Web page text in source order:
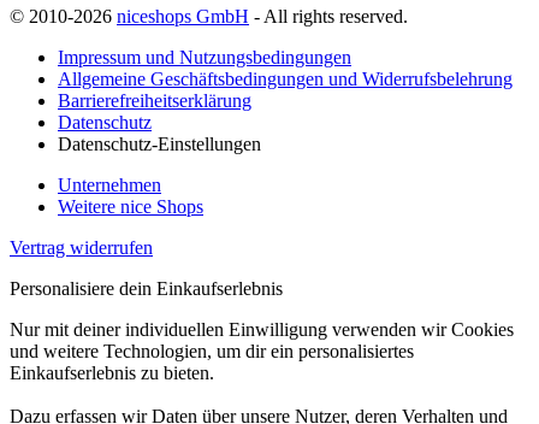
© 2010-2026 niceshops GmbH - All rights reserved.
Impressum und Nutzungsbedingungen
Allgemeine Geschäftsbedingungen und Widerrufsbelehrung
Barrierefreiheitserklärung
Datenschutz
Datenschutz-Einstellungen
Unternehmen
Weitere nice Shops
Vertrag widerrufen
Personalisiere dein Einkaufserlebnis
Nur mit deiner individuellen Einwilligung verwenden wir Cookies
und weitere Technologien, um dir ein personalisiertes
Einkaufserlebnis zu bieten.
Dazu erfassen wir Daten über unsere Nutzer, deren Verhalten und